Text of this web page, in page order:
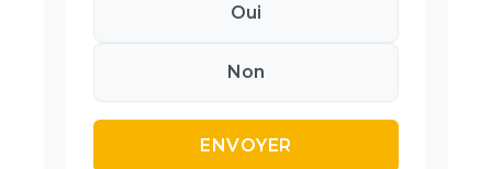
Oui
Non